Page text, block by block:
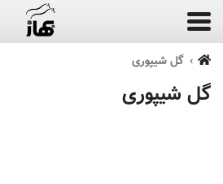
گل شیپوری
گل شیپوری